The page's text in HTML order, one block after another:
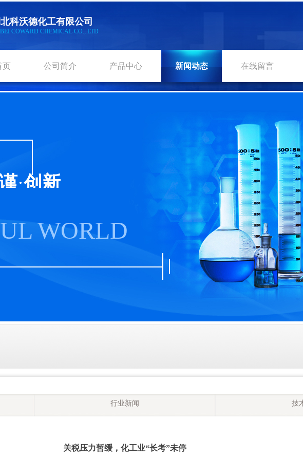
科沃德化工有限公司
COWARD CHEMICAL CO., LTD
页 公司简介 产品中心 新闻动态 在线留言
·创新
WORLD
行业新闻 技
关税压力暂缓，化工业“长考”未停